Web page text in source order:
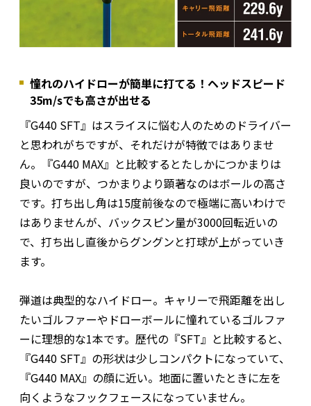
憧れのハイドローが簡単に打てる！ヘッドスピード
35m/sでも高さが出せる
『G440 SFT』はスライスに悩む人のためのドライバー
と思われがちですが、それだけが特徴ではありませ
ん。『G440 MAX』と比較するとたしかにつかまりは
良いのですが、つかまりより顕著なのはボールの高さ
です。打ち出し角は15度前後なので極端に高いわけで
はありませんが、バックスピン量が3000回転近いの
で、打ち出し直後からグングンと打球が上がっていき
ます。
弾道は典型的なハイドロー。キャリーで飛距離を出し
たいゴルファーやドローボールに憧れているゴルファ
ーに理想的な1本です。歴代の『SFT』と比較すると、
『G440 SFT』の形状は少しコンパクトになっていて、
『G440 MAX』の顔に近い。地面に置いたときに左を
向くようなフックフェースになっていません。